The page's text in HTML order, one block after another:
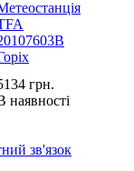
грн.
наявності
зв'язок